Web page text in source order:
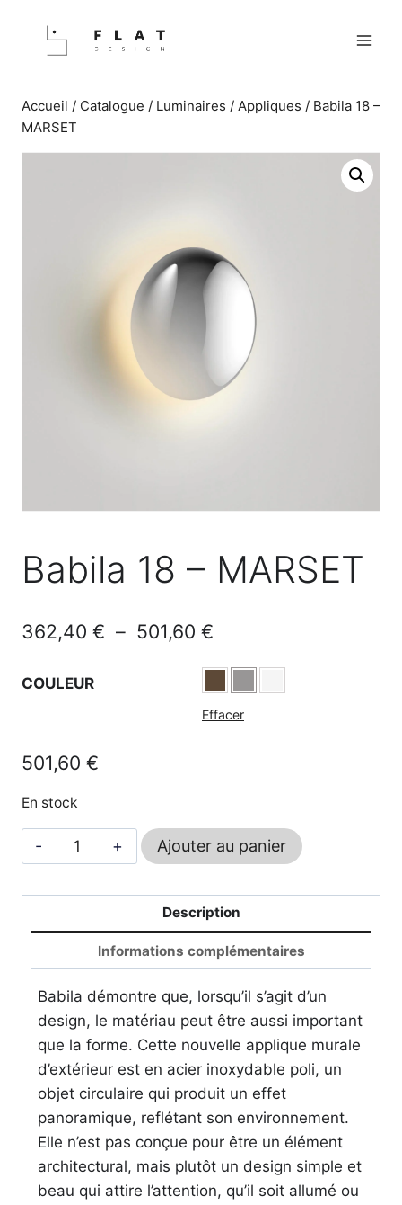
contenu
Accueil / Catalogue / Luminaires / Appliques / Babila 18 –
MARSET
Babila 18 – MARSET
362,40 € – 501,60 €
de
prix :
362,40 €
COULEUR
Effacer
501,60 €
En stock
quantité
de
-
MARSET
Ajouter au panier
Description
Informations complémentaires
Babila démontre que, lorsqu’il s’agit d’un
design, le matériau peut être aussi important
que la forme. Cette nouvelle applique murale
d’extérieur est en acier inoxydable poli, un
objet circulaire qui produit un effet
panoramique, reflétant son environnement.
Elle n’est pas conçue pour être un élément
architectural, mais plutôt un design simple et
beau qui attire l’attention, qu’il soit allumé ou